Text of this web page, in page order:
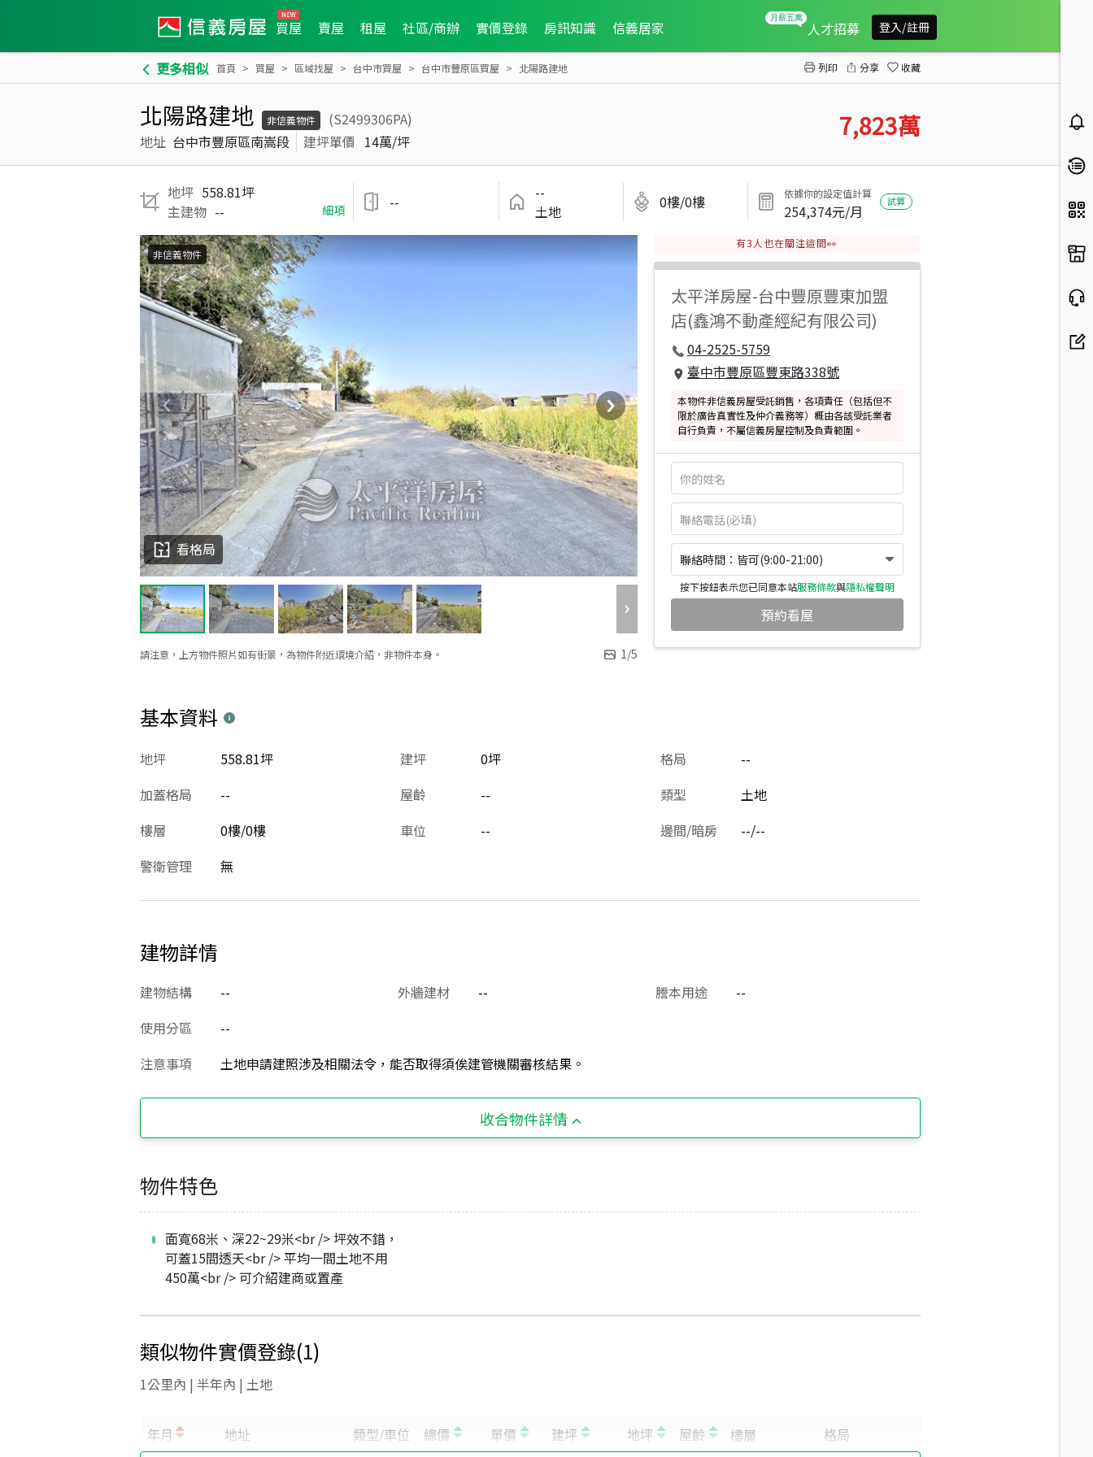
買屋 賣屋 租屋 社區/商辦 實價登錄 房訊知識 信義居家 人才招募 登入/註冊
更多相似 首頁 買屋 區域找屋 台中市買屋 台中市豐原區買屋 北陽路建地 列印 分享 收藏
北陽路建地 非信義物件
(S2499306PA)
地址 台中市豐原區南嵩段 建坪單價 14萬/坪 7,823萬
地坪 558.81坪
主建物 -- 細項 --
--
土地
0樓/0樓 依據你的設定值計算
254,374元/月
試算
請注意，上方物件照片如有街景，為物件附近環境介紹，非物件本身。 1/5
看格局
非信義物件
有3 人也在關注這間👀
太平洋房屋-台中豐原豐東加盟
店(鑫鴻不動產經紀有限公司)
04-2525-5759
臺中市豐原區豐東路338號
本物件非信義房屋受託銷售，各項責任（包括但不
限於廣告真實性及仲介義務等）概由各該受託業者
自行負責，不屬信義房屋控制及負責範圍。
聯絡時間：皆可(9:00-21:00)
按下按鈕表示您已同意本站服務條款與隱私權聲明
預約看屋
基本資料
建坪 0坪
地坪 558.81坪 格局
--
加蓋格局
-- 屋齡 -- 類型
土地
樓層
0樓/0樓 車位 -- 邊間/暗房
--/--
警衛管理
無
建物詳情
建物結構 -- 外牆建材 -- 謄本用途
--
使用分區
--
注意事項
土地申請建照涉及相關法令，能否取得須俟建管機關審核結果。
收合物件詳情
物件特色
面寬68米、深22~29米<br /> 坪效不錯，
可蓋15間透天<br /> 平均一間土地不用
450萬<br /> 可介紹建商或置產
類似物件實價登錄(1)
1公里內 | 半年內 | 土地